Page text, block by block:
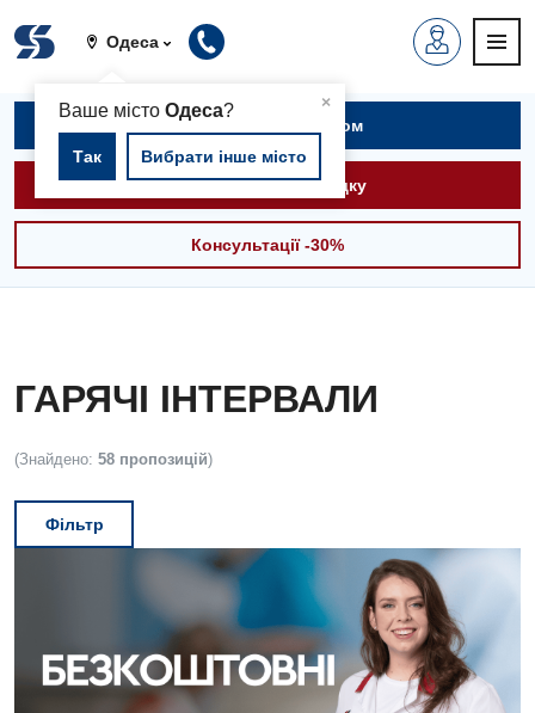
Одеса
×
Ваше містоОдеса?
Так Вибрати інше місто
Записатися на прийом
Викликати швидку
Консультації -30%
ГАРЯЧІ ІНТЕРВАЛИ
(Знайдено: 58 пропозицій)
Фільтр